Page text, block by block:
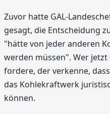
Zuvor hatte GAL-
gesagt, die Entscheidung
"hätte von jeder anderen
werden müssen". Wer jetzt
fordere, der verkenne,
das Kohlekraftwerk
können.